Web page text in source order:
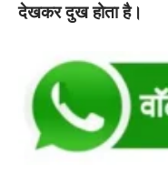
देखकर दुख होता है।